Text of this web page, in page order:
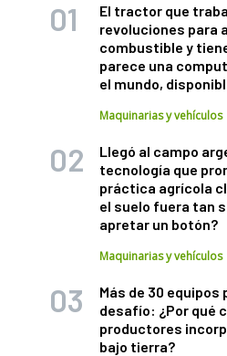
El tractor que
revoluciones para
combustible y
parece una
el mundo,
Maquinarias y vehículos
Llegó al campo
tecnología que
práctica agrícola
el suelo fuera tan
apretar un botón?
Maquinarias y vehículos
Más de 30 equipos
desafío: ¿Por qué
productores
bajo tierra?